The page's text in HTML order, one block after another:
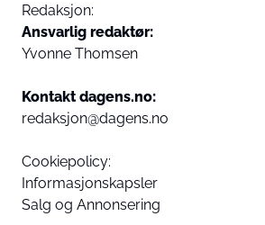
Redaksjon:
Ansvarlig redaktør:
Yvonne Thomsen
Kontakt dagens.no:
redaksjon@dagens.no
Cookiepolicy:
Informasjonskapsler
Salg og Annonsering